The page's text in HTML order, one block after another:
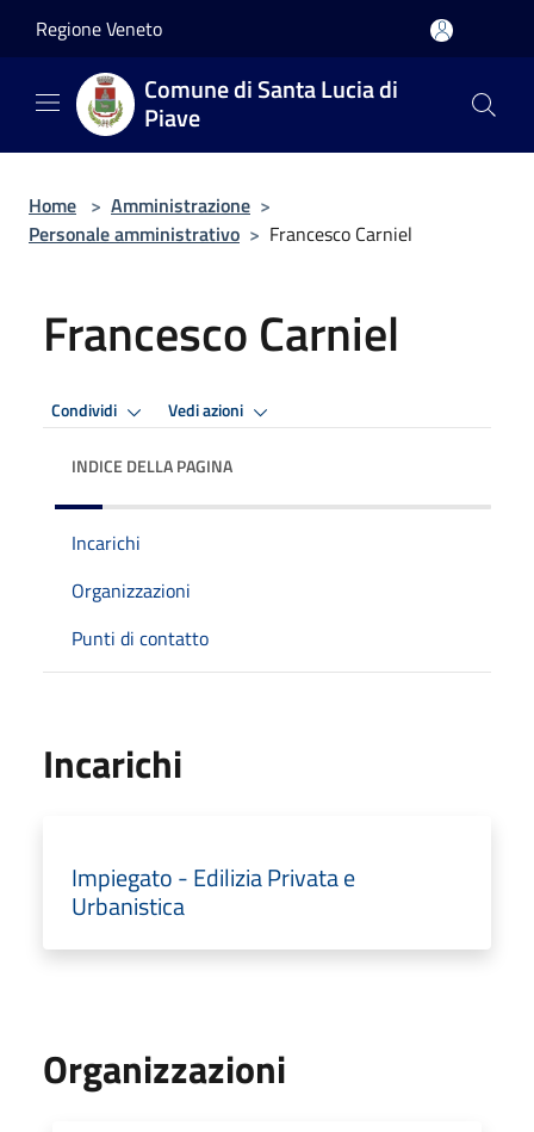
Regione Veneto
Comune di Santa Lucia di
Piave
Home > Amministrazione >
Personale amministrativo > Francesco Carniel
Francesco Carniel
Condividi Vedi azioni
INDICE DELLA PAGINA
Incarichi
Organizzazioni
Punti di contatto
Incarichi
Impiegato - Edilizia Privata e
Urbanistica
Organizzazioni